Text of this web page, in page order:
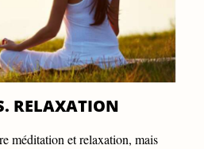
RELAXATION
méditation et relaxation, mais